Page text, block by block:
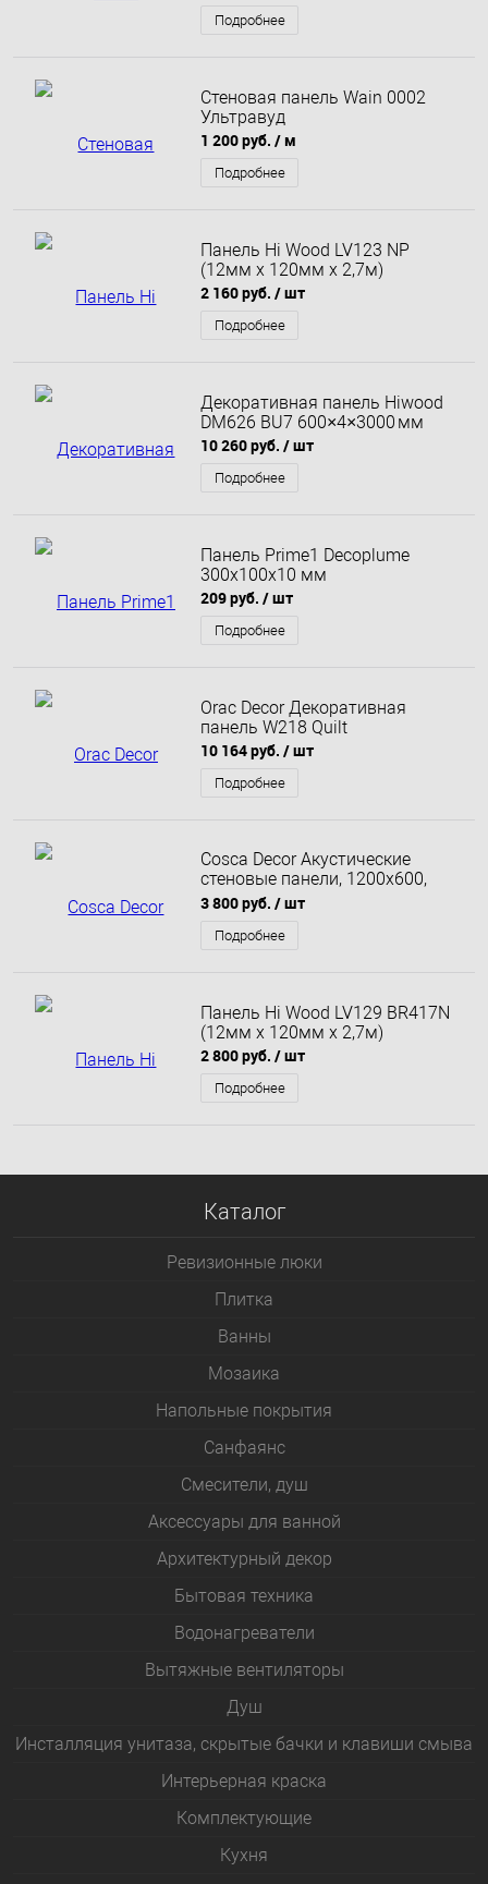
Подробнее
Стеновая панель Wain 0002
Ультравуд
1 200 руб. / м
Подробнее
Панель Hi Wood LV123 NP
(12мм х 120мм х 2,7м)
2 160 руб. / шт
Подробнее
Декоративная панель Hiwood
DM626 BU7 600×4×3000 мм
10 260 руб. / шт
Подробнее
Панель Prime1 Decoplume
300x100x10 мм
209 руб. / шт
Подробнее
Orac Decor Декоративная
панель W218 Quilt
10 164 руб. / шт
Подробнее
Cosca Decor Акустические
стеновые панели, 1200х600,
войлок, рейки МДФ цвет - дуб
барон темный. Панель Acustica
3 800 руб. / шт
Подробнее
Панель Hi Wood LV129 BR417N
(12мм х 120мм х 2,7м)
2 800 руб. / шт
Подробнее
Каталог
Ревизионные люки
Плитка
Bанны
Мозаика
Напольные покрытия
Санфаянс
Смесители, душ
Аксессуары для ванной
Архитектурный декор
Бытовая техника
Водонагреватели
Вытяжные вентиляторы
Душ
Инсталляция унитаза, скрытые бачки и клавиши смыва
Интерьерная краска
Комплектующие
Кухня